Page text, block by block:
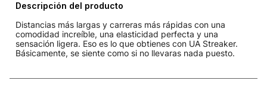
Descripción del producto
Distancias más largas y carreras más rápidas con una
comodidad increíble, una elasticidad perfecta y una
sensación ligera. Eso es lo que obtienes con UA Streaker.
Básicamente, se siente como si no llevaras nada puesto.